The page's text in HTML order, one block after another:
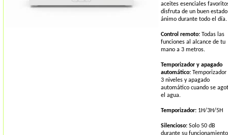
aceites esenciales
disfruta de un buen
ánimo durante todo el día.
Control remoto: Todas las
funciones al alcance de tu
mano a 3 metros.
Temporizador y apagado
automático: Temporizador
3 niveles y apagado
automático cuando se
el agua.
Temporizador: 1H/3H/5H
Silencioso: Solo 50 dB
durante su